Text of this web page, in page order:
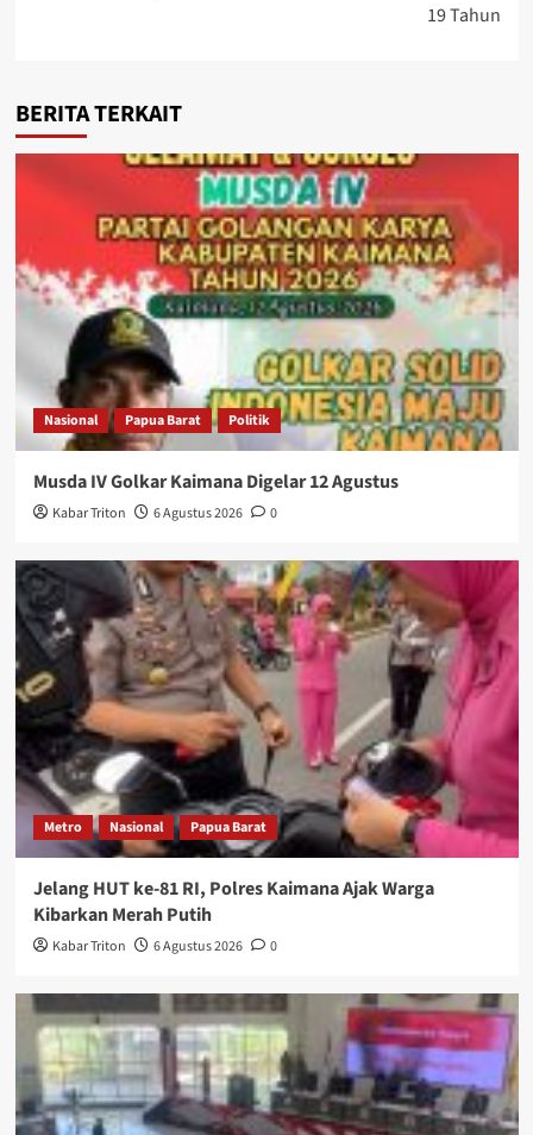
19 Tahun
BERITA TERKAIT
Nasional Papua Barat Politik
Musda IV Golkar Kaimana Digelar 12 Agustus
Kabar Triton 6 Agustus 2026 0
Metro Nasional Papua Barat
Jelang HUT ke-81 RI, Polres Kaimana Ajak Warga
Kibarkan Merah Putih
Kabar Triton 6 Agustus 2026 0